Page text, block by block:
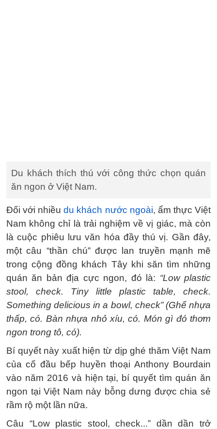
Du khách thích thú với công thức chọn quán
ăn ngon ở Việt Nam.
Đối với nhiềudu khách nước ngoài, ẩm thực Việt
Nam không chỉ là trải nghiệm về vị giác, mà còn
là cuộc phiêu lưu văn hóa đầy thú vị. Gần đây,
một câu “thần chú” được lan truyền mạnh mẽ
trong cộng đồng khách Tây khi săn tìm những
quán ăn bản địa cực ngon, đó là: “Low plastic
stool, check. Tiny little plastic table, check.
Something delicious in a bowl, check” (Ghế nhựa
thấp, có. Bàn nhựa nhỏ xíu, có. Món gì đó thơm
ngon trong tô, có).
Bí quyết này xuất hiện từ dịp ghé thăm Việt Nam
của cố đầu bếp huyền thoại Anthony Bourdain
vào năm 2016 và hiện tại, bí quyết tìm quán ăn
ngon tại Việt Nam này bỗng dưng được chia sẻ
rầm rộ một lần nữa.
Câu “Low plastic stool, check...” dần dần trở